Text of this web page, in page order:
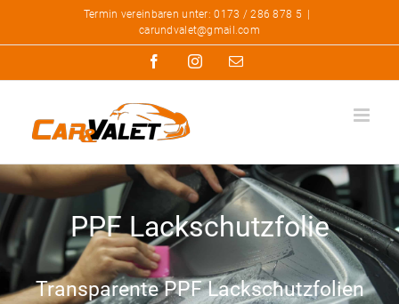
Inhalt
Termin vereinbaren unter: 0173 / 286 878 5
carundvalet@gmail.com
FacebookInstagram
E-
PPF Lackschutzfolie
Transparente PPF Lackschutzfolien